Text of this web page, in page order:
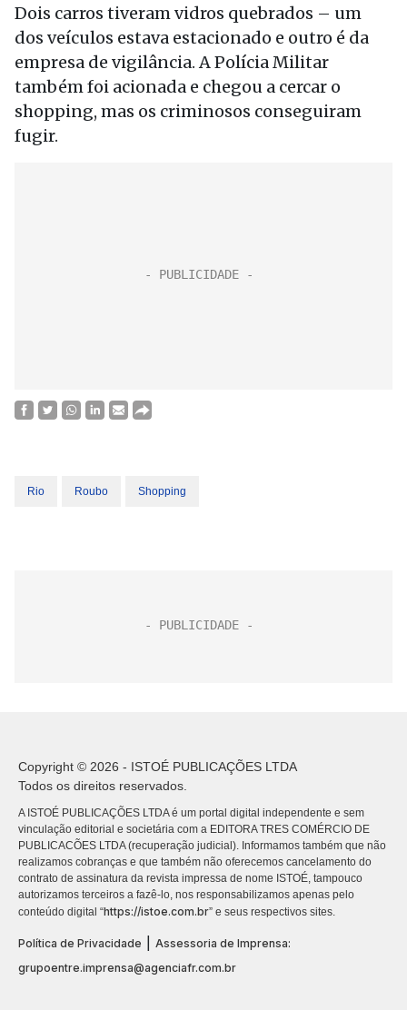
Dois carros tiveram vidros quebrados – um
dos veículos estava estacionado e outro é da
empresa de vigilância. A Polícia Militar
também foi acionada e chegou a cercar o
shopping, mas os criminosos conseguiram
fugir.
Rio Roubo Shopping
Copyright © 2026 - ISTOÉ PUBLICAÇÕES LTDA
Todos os direitos reservados.
A ISTOÉ PUBLICAÇÕES LTDA é um portal digital independente e sem
vinculação editorial e societária com a EDITORA TRES COMÉRCIO DE
PUBLICACÕES LTDA (recuperação judicial). Informamos também que não
realizamos cobranças e que também não oferecemos cancelamento do
contrato de assinatura da revista impressa de nome ISTOÉ, tampouco
autorizamos terceiros a fazê-lo, nos responsabilizamos apenas pelo
conteúdo digital “https://istoe.com.br” e seus respectivos sites.
Política de Privacidade
Assessoria de Imprensa:
grupoentre.imprensa@agenciafr.com.br